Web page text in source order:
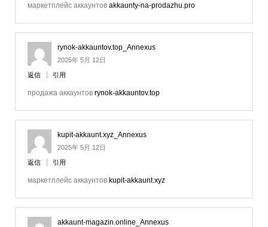
маркетплейс аккаунтов akkaunty-na-prodazhu.pro
rynok-akkauntov.top_Annexus
2025年 5月 12日
返信 引用
продажа аккаунтов rynok-akkauntov.top
kupit-akkaunt.xyz_Annexus
2025年 5月 12日
返信 引用
маркетплейс аккаунтов kupit-akkaunt.xyz
akkaunt-magazin.online_Annexus